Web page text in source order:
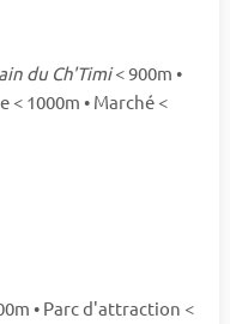
du Ch'Timi< 900m •
< 1000m • Marché <
• Parc d'attraction <